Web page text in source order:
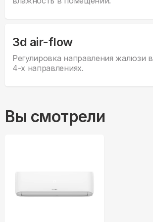
3d air-flow
Регулировка направления жалюзи в
4-х направлениях.
Вы смотрели